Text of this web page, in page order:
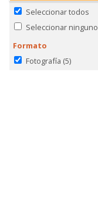
Seleccionar todos
Seleccionar ninguno
Formato
Fotografía (5)